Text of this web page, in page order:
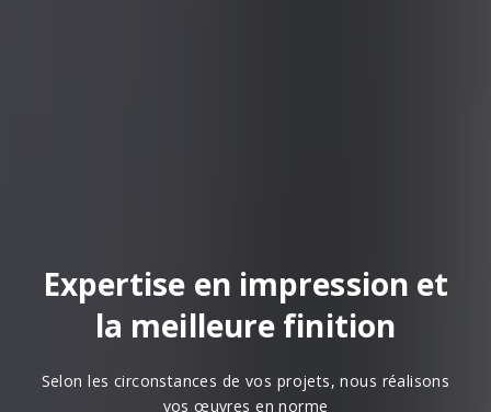
Expertise en impression et
la meilleure finition
Selon les circonstances de vos projets, nous réalisons
vos œuvres en norme